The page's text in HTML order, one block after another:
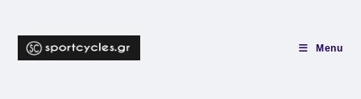
content
Menu